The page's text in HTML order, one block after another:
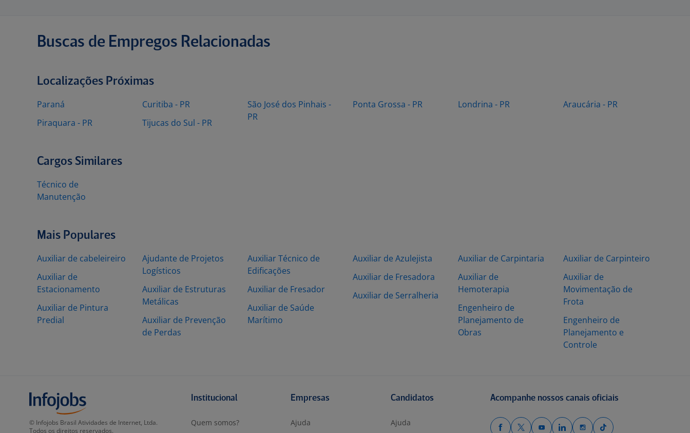
Buscas de Empregos Relacionadas
Localizações Próximas
Paraná
Piraquara - PR
Curitiba - PR
Tijucas do Sul - PR
São José dos Pinhais -
PR
Ponta Grossa - PR Londrina - PR Araucária - PR
Cargos Similares
Técnico de
Manutenção
Mais Populares
Auxiliar de cabeleireiro
Auxiliar de
Estacionamento
Auxiliar de Pintura
Predial
Ajudante de Projetos
Logísticos
Auxiliar de Estruturas
Metálicas
Auxiliar de Prevenção
de Perdas
Auxiliar Técnico de
Edificações
Auxiliar de Fresador
Auxiliar de Saúde
Marítimo
Auxiliar de Azulejista
Auxiliar de Fresadora
Auxiliar de Serralheria
Auxiliar de Carpintaria
Auxiliar de
Hemoterapia
Engenheiro de
Planejamento de
Obras
Auxiliar de Carpinteiro
Auxiliar de
Movimentação de
Frota
Engenheiro de
Planejamento e
Controle
© Infojobs Brasil Atividades de Internet, Ltda.
Todos os direitos reservados.
Institucional
Quem somos?
Empresas
Ajuda
Candidatos
Ajuda
Acompanhe nossos canais oficiais